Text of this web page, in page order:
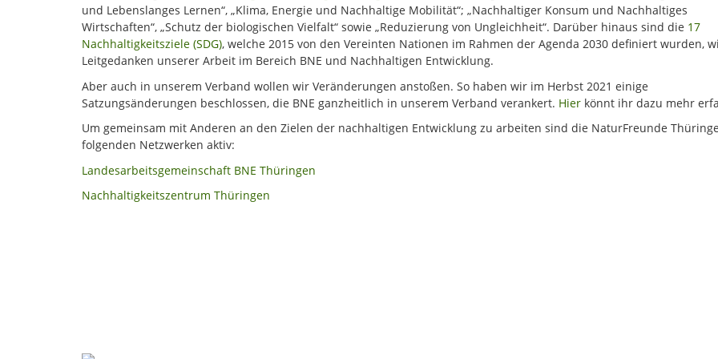
und Lebenslanges Lernen“, „Klima, Energie und Nachhaltige Mobilität“; „Nachhaltiger Konsum und Nachhaltiges
Wirtschaften“, „Schutz der biologischen Vielfalt“ sowie „Reduzierung von Ungleichheit“. Darüber hinaus sind die 17
Nachhaltigkeitsziele (SDG), welche 2015 von den Vereinten Nationen im Rahmen der Agenda 2030 definiert wurden,
Leitgedanken unserer Arbeit im Bereich BNE und Nachhaltigen Entwicklung.
Aber auch in unserem Verband wollen wir Veränderungen anstoßen. So haben wir im Herbst 2021 einige
Satzungsänderungen beschlossen, die BNE ganzheitlich in unserem Verband verankert. Hier könnt ihr dazu mehr
Um gemeinsam mit Anderen an den Zielen der nachhaltigen Entwicklung zu arbeiten sind die NaturFreunde
folgenden Netzwerken aktiv:
Landesarbeitsgemeinschaft BNE Thüringen
Nachhaltigkeitszentrum Thüringen